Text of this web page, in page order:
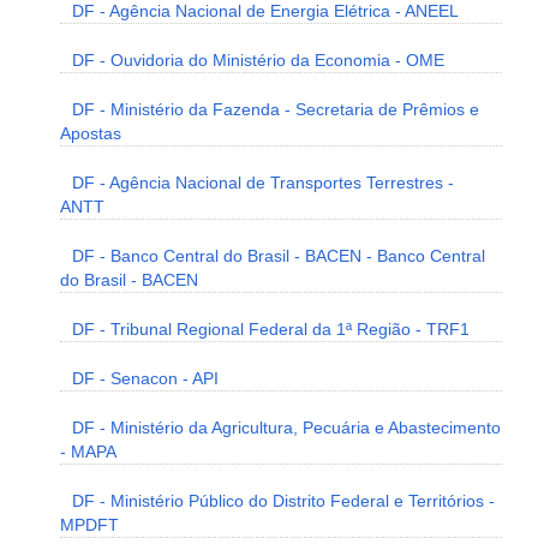
DF - Agência Nacional de Energia Elétrica - ANEEL
DF - Ouvidoria do Ministério da Economia - OME
DF - Ministério da Fazenda - Secretaria de Prêmios e
Apostas
DF - Agência Nacional de Transportes Terrestres -
ANTT
DF - Banco Central do Brasil - BACEN - Banco Central
do Brasil - BACEN
DF - Tribunal Regional Federal da 1ª Região - TRF1
DF - Senacon - API
DF - Ministério da Agricultura, Pecuária e Abastecimento
- MAPA
DF - Ministério Público do Distrito Federal e Territórios -
MPDFT